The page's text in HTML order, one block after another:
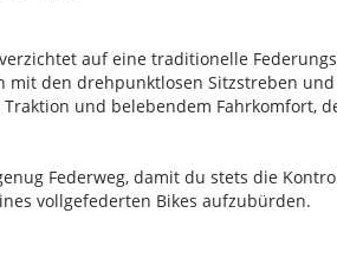
auf eine traditionelle
den drehpunktlosen Sitzstreben
und belebendem Fahrkomfort,
Federweg, damit du stets die
vollgefederten Bikes aufzubürden.